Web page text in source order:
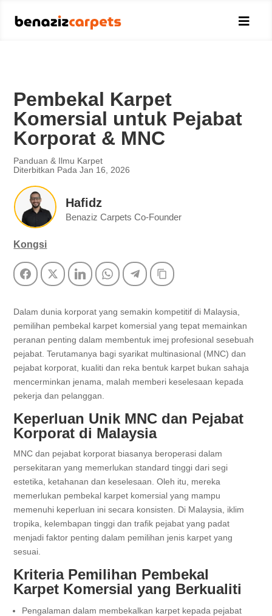

Pembekal Karpet
Komersial untuk Pejabat
Korporat & MNC
Panduan & Ilmu Karpet
Diterbitkan Pada Jan 16, 2026
Hafidz
Benaziz Carpets Co-Founder
Kongsi
FacebookTwitter LinkedInWhatsAppTelegramCopy Link
Dalam dunia korporat yang semakin kompetitif di Malaysia,
pemilihan pembekal karpet komersial yang tepat memainkan
peranan penting dalam membentuk imej profesional sesebuah
pejabat. Terutamanya bagi syarikat multinasional (MNC) dan
pejabat korporat, kualiti dan reka bentuk karpet bukan sahaja
mencerminkan jenama, malah memberi keselesaan kepada
pekerja dan pelanggan.
Keperluan Unik MNC dan Pejabat
Korporat di Malaysia
MNC dan pejabat korporat biasanya beroperasi dalam
persekitaran yang memerlukan standard tinggi dari segi
estetika, ketahanan dan keselesaan. Oleh itu, mereka
memerlukan pembekal karpet komersial yang mampu
memenuhi keperluan ini secara konsisten. Di Malaysia, iklim
tropika, kelembapan tinggi dan trafik pejabat yang padat
menjadi faktor penting dalam pemilihan jenis karpet yang
sesuai.
Kriteria Pemilihan Pembekal
Karpet Komersial yang Berkualiti
Pengalaman dalam membekalkan karpet kepada pejabat